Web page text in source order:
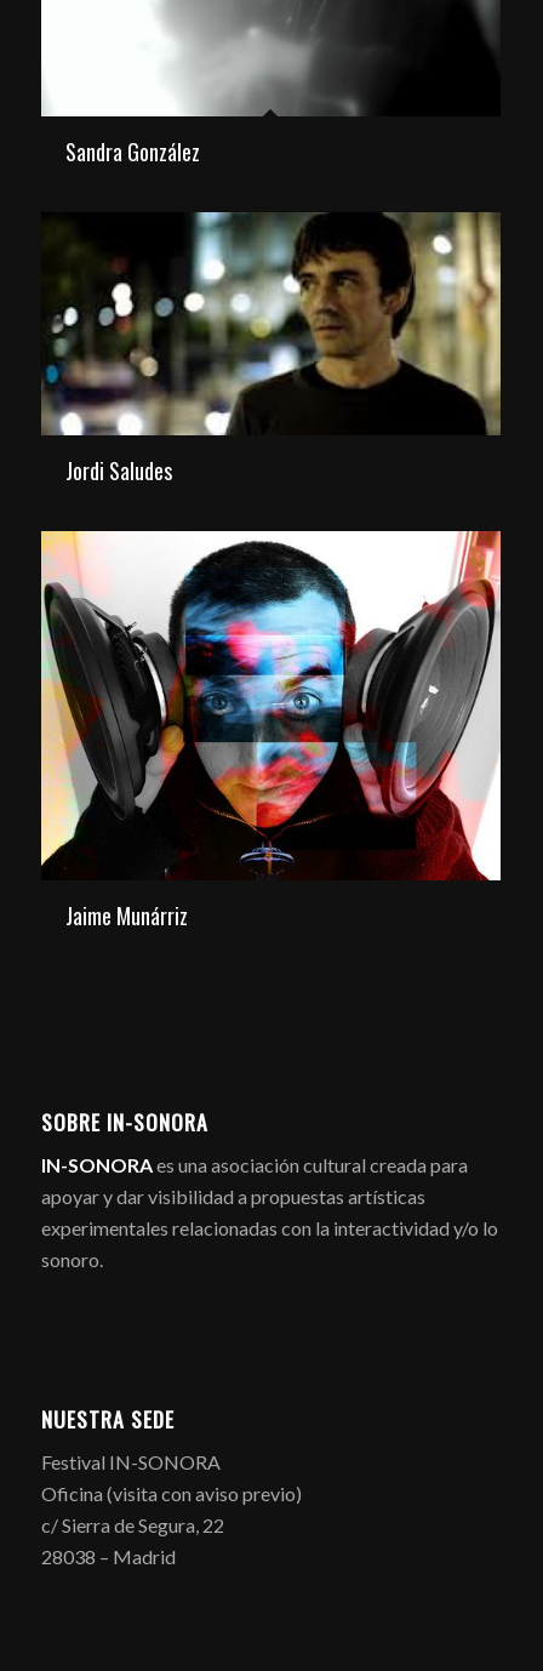
Sandra González
Jordi Saludes
Jaime Munárriz
SOBRE IN-SONORA
IN-SONORAes una asociación cultural creada para
apoyar y dar visibilidad a propuestas artísticas
experimentales relacionadas con la interactividad y/o lo
sonoro.
NUESTRA SEDE
Festival IN-SONORA
Oficina (visita con aviso previo)
c/ Sierra de Segura, 22
28038 – Madrid